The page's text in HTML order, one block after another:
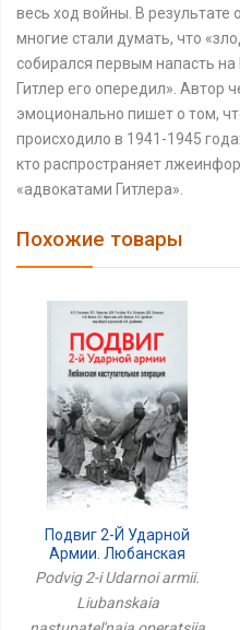
весь ход войны. В результате
многие стали думать, что
собирался первым напасть
Гитлер его опередил». Автор
эмоционально пишет о том,
происходило в 1941-1945
кто распространяет
«адвокатами Гитлера».
Похожие товары
Подвиг 2-Й Ударной
Армии. Любанская
Наступательная
Podvig 2-i Udarnoi armii.
Liubanskaia